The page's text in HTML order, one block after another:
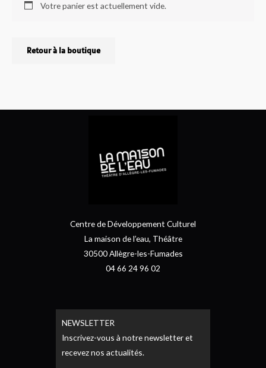
Votre panier est actuellement vide.
Retour à la boutique
Centre de Développement Culturel
La maison de l’eau, Théâtre
30500 Allègre-les-Fumades
04 66 24 96 02
NEWSLETTER
Inscrivez-vous à notre newsletter et
recevez nos actualités.